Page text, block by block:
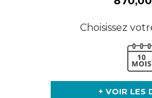
Choisissez
+ VOIR LES